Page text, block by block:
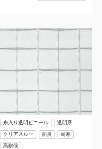
糸入り透明ビニール 透明系
クリアスルー 防炎 耐寒
高耐候